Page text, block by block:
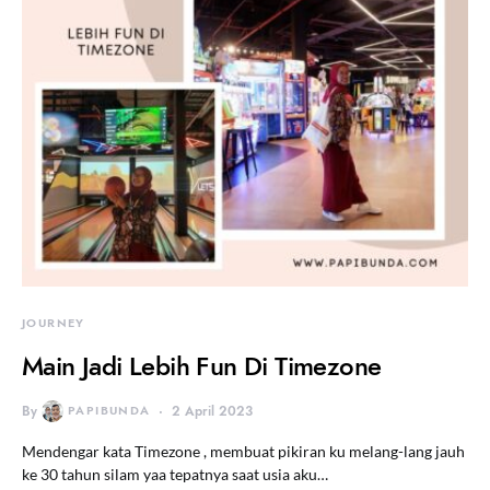
JOURNEY
Main Jadi Lebih Fun Di Timezone
By PAPIBUNDA 2 April 2023
Mendengar kata Timezone , membuat pikiran ku melang-lang jauh
ke 30 tahun silam yaa tepatnya saat usia aku…